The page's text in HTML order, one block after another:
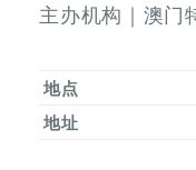
主办机构｜澳门
地点
地址